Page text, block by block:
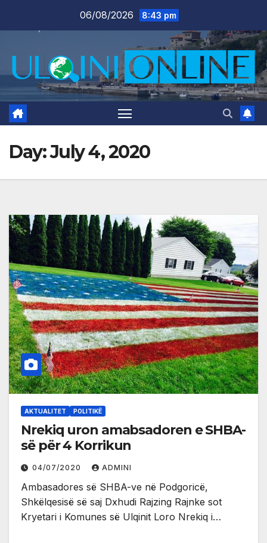
06/08/2026 8:43 pm
Day:July 4, 2020
AKTUALITET POLITIKË
Nrekiq uron amabsadoren e SHBA-
së për 4 Korrikun
04/07/2020 ADMINI
Ambasadores së SHBA-ve në Podgoricë,
Shkëlqesisë së saj Dxhudi Rajzing Rajnke sot
Kryetari i Komunes së Ulqinit Loro Nrekiq i…